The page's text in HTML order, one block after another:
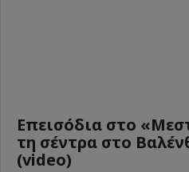
Επεισόδια στο
τη σέντρα στο
(video)